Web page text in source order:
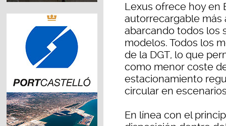
Lexus ofrece hoy en
autorrecargable más
abarcando todos los
modelos. Todos los
de la DGT, lo que
como menor coste
estacionamiento
circular en
En línea con el